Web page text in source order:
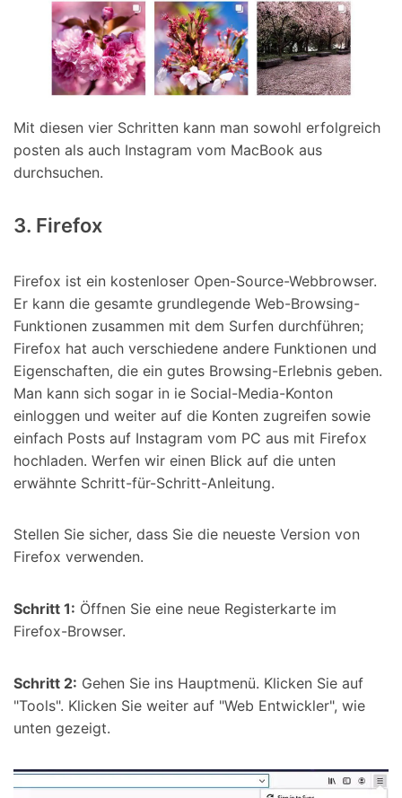
Mit diesen vier Schritten kann man sowohl erfolgreich
posten als auch Instagram vom MacBook aus
durchsuchen.
3. Firefox
Firefox ist ein kostenloser Open-Source-Webbrowser.
Er kann die gesamte grundlegende Web-Browsing-
Funktionen zusammen mit dem Surfen durchführen;
Firefox hat auch verschiedene andere Funktionen und
Eigenschaften, die ein gutes Browsing-Erlebnis geben.
Man kann sich sogar in ie Social-Media-Konton
einloggen und weiter auf die Konten zugreifen sowie
einfach Posts auf Instagram vom PC aus mit Firefox
hochladen. Werfen wir einen Blick auf die unten
erwähnte Schritt-für-Schritt-Anleitung.
Stellen Sie sicher, dass Sie die neueste Version von
Firefox verwenden.
Schritt 1: Öffnen Sie eine neue Registerkarte im
Firefox-Browser.
Schritt 2: Gehen Sie ins Hauptmenü. Klicken Sie auf
"Tools". Klicken Sie weiter auf "Web Entwickler", wie
unten gezeigt.